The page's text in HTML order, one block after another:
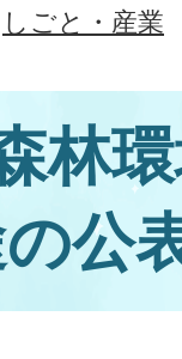
しごと・産業
林
公